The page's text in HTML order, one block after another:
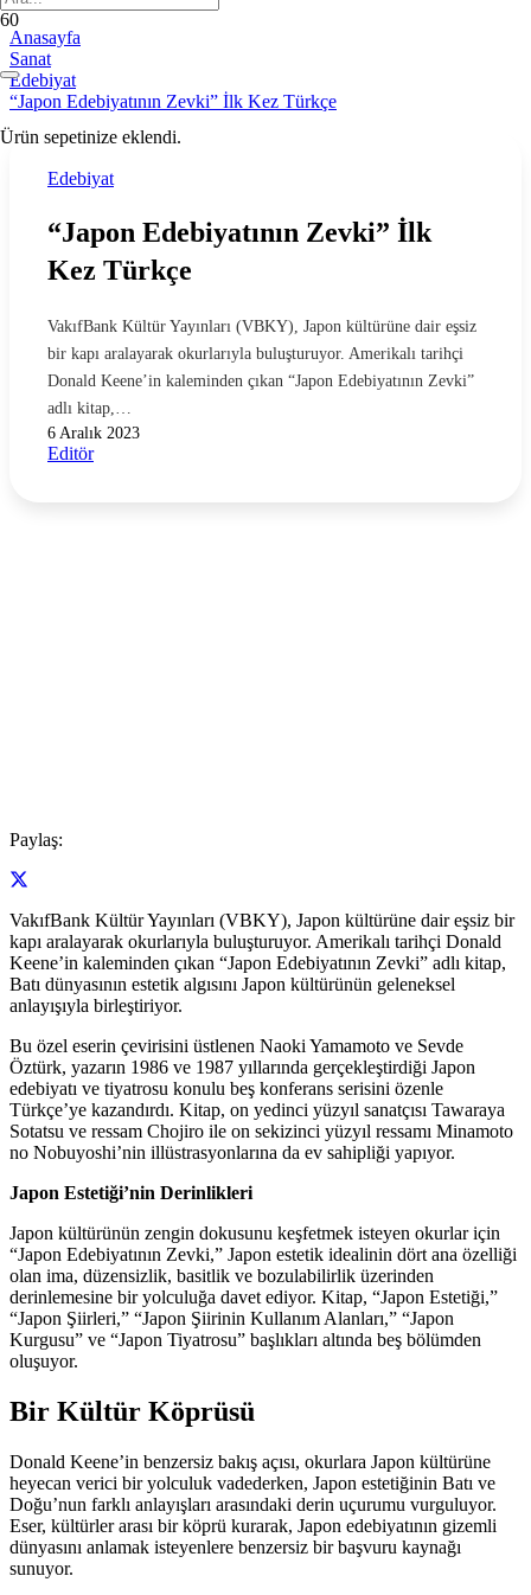
Ürün sepetinize eklendi.
Anasayfa
Sanat
Edebiyat
“Japon Edebiyatının Zevki” İlk Kez Türkçe
Edebiyat
“Japon Edebiyatının Zevki” İlk
Kez Türkçe
VakıfBank Kültür Yayınları (VBKY), Japon kültürüne dair eşsiz
bir kapı aralayarak okurlarıyla buluşturuyor. Amerikalı tarihçi
Donald Keene’in kaleminden çıkan “Japon Edebiyatının Zevki”
adlı kitap,…
6 Aralık 2023
Editör
Paylaş:
VakıfBank Kültür Yayınları (VBKY), Japon kültürüne dair eşsiz bir
kapı aralayarak okurlarıyla buluşturuyor. Amerikalı tarihçi Donald
Keene’in kaleminden çıkan “Japon Edebiyatının Zevki” adlı kitap,
Batı dünyasının estetik algısını Japon kültürünün geleneksel
anlayışıyla birleştiriyor.
Bu özel eserin çevirisini üstlenen Naoki Yamamoto ve Sevde
Öztürk, yazarın 1986 ve 1987 yıllarında gerçekleştirdiği Japon
edebiyatı ve tiyatrosu konulu beş konferans serisini özenle
Türkçe’ye kazandırdı. Kitap, on yedinci yüzyıl sanatçısı Tawaraya
Sotatsu ve ressam Chojiro ile on sekizinci yüzyıl ressamı Minamoto
no Nobuyoshi’nin illüstrasyonlarına da ev sahipliği yapıyor.
Japon Estetiği’nin Derinlikleri
Japon kültürünün zengin dokusunu keşfetmek isteyen okurlar için
“Japon Edebiyatının Zevki,” Japon estetik idealinin dört ana özelliği
olan ima, düzensizlik, basitlik ve bozulabilirlik üzerinden
derinlemesine bir yolculuğa davet ediyor. Kitap, “Japon Estetiği,”
“Japon Şiirleri,” “Japon Şiirinin Kullanım Alanları,” “Japon
Kurgusu” ve “Japon Tiyatrosu” başlıkları altında beş bölümden
oluşuyor.
Bir Kültür Köprüsü
Donald Keene’in benzersiz bakış açısı, okurlara Japon kültürüne
heyecan verici bir yolculuk vadederken, Japon estetiğinin Batı ve
Doğu’nun farklı anlayışları arasındaki derin uçurumu vurguluyor.
Eser, kültürler arası bir köprü kurarak, Japon edebiyatının gizemli
dünyasını anlamak isteyenlere benzersiz bir başvuru kaynağı
sunuyor.